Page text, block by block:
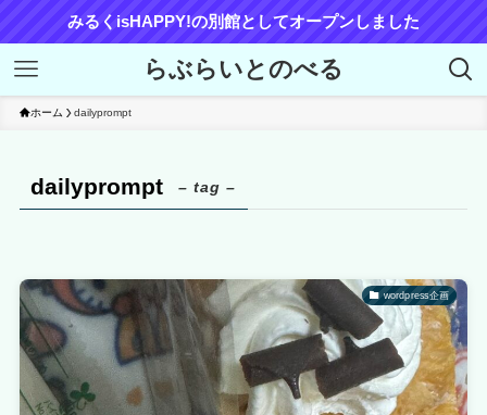
みるくisHAPPY!の別館としてオープンしました
らぶらいとのべる
ホーム dailyprompt
dailyprompt – tag –
wordpress企画